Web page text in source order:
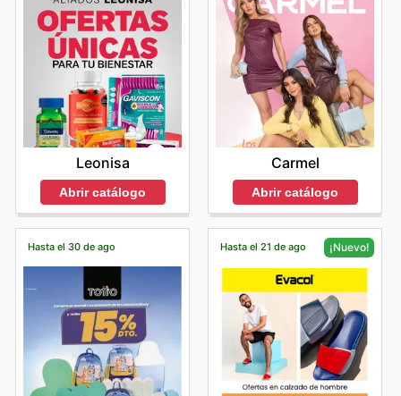
Leonisa
Abrir catálogo
Carmel
Abrir catálogo
Hasta el 30 de ago Hasta el 21 de ago ¡Nuevo!